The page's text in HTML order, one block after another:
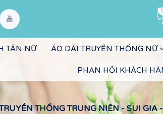
TÂN NỮ ÁO DÀI TRUYỀN THỐNG NỮ
PHẢN HỒI KHÁCH
THỐNG TRUNG NIÊN - SUI GIA